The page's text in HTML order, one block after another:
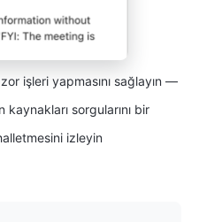
işleri yapmasını sağlayın —
kaynakları sorgularını bir
izleyin